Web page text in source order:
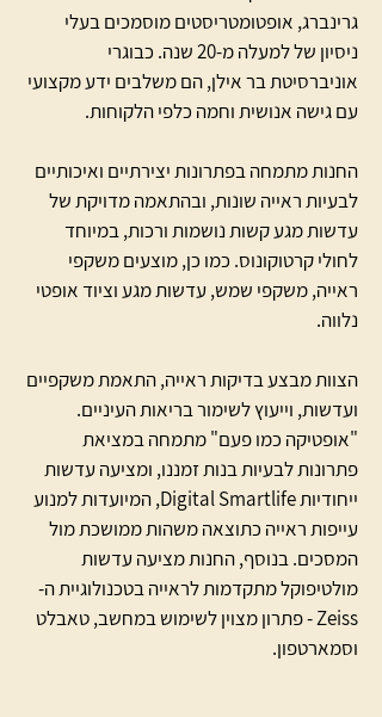
גרינברג, אופטומטריסטים מוסמכים בעלי
ניסיון של למעלה מ-20 שנה. כבוגרי
אוניברסיטת בר אילן, הם משלבים ידע מקצועי
עם גישה אנושית וחמה כלפי הלקוחות.
החנות מתמחה בפתרונות יצירתיים ואיכותיים
לבעיות ראייה שונות, ובהתאמה מדויקת של
עדשות מגע קשות נושמות ורכות, במיוחד
לחולי קרטוקונוס. כמו כן, מוצעים משקפי
ראייה, משקפי שמש, עדשות מגע וציוד אופטי
נלווה.
הצוות מבצע בדיקות ראייה, התאמת משקפיים
ועדשות, וייעוץ לשימור בריאות העיניים.
"אופטיקה כמו פעם" מתמחה במציאת
פתרונות לבעיות בנות זמננו, ומציעה עדשות
ייחודיות Digital Smartlife, המיועדות למנוע
עייפות ראייה כתוצאה משהות ממושכת מול
המסכים. בנוסף, החנות מציעה עדשות
מולטיפוקל מתקדמות לראייה בטכנולוגיית ה-
Zeiss - פתרון מצוין לשימוש במחשב, טאבלט
וסמארטפון.